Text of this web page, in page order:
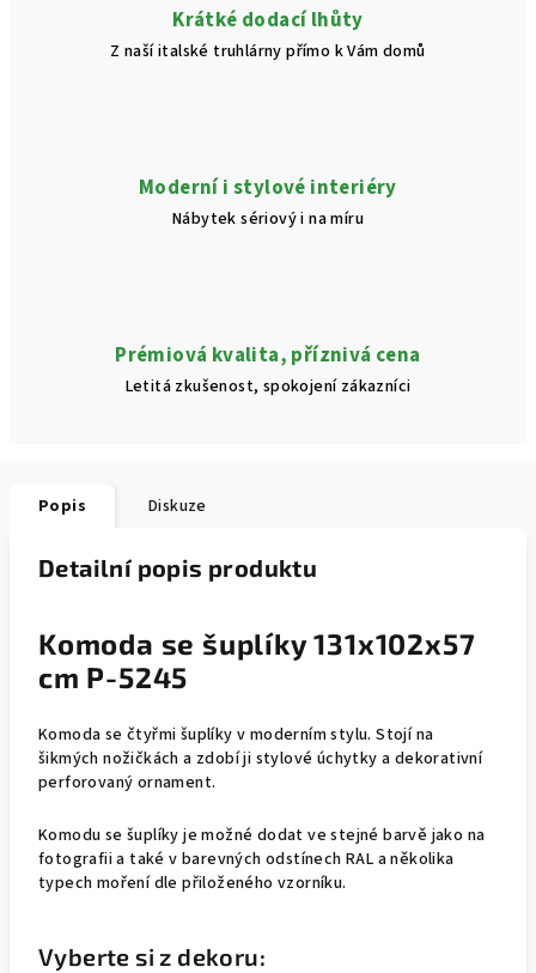
Krátké dodací lhůty
Z naší italské truhlárny přímo k Vám domů
Moderní i stylové interiéry
Nábytek sériový i na míru
Prémiová kvalita, příznivá cena
Letitá zkušenost, spokojení zákazníci
Popis Diskuze
Detailní popis produktu
Komoda se šuplíky 131x102x57
cm P-5245
Komoda se čtyřmi šuplíky v moderním stylu. Stojí na
šikmých nožičkách a zdobí ji stylové úchytky a dekorativní
perforovaný ornament.
Komodu se šuplíky je možné dodat ve stejné barvě jako na
fotografii a také v barevných odstínech RAL a několika
typech moření dle přiloženého vzorníku.
Vyberte si z dekoru: